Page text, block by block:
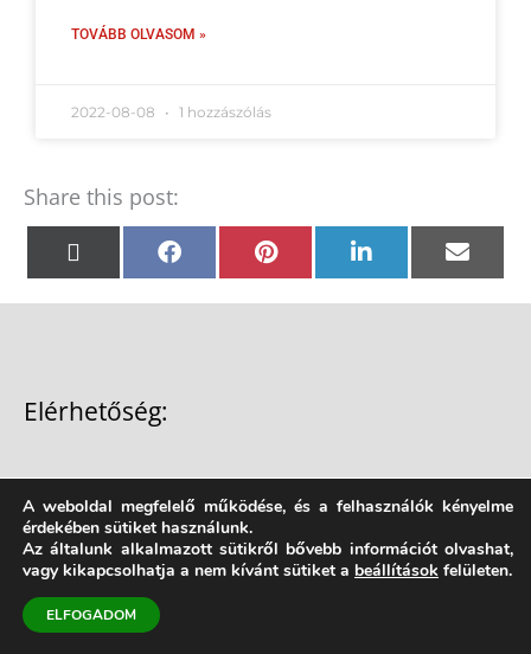
TOVÁBB OLVASOM »
2022-08-08 1 hozzászólás
Share this post:
(Twitter)
Facebook Pinterest LinkedIn
Elérhetőség:
forlong@t-online.hu
Forlong Bt.
A weboldal megfelelő működése, és a felhasználók kényelme
érdekében sütiket használunk.
Az általunk alkalmazott sütikről bővebb információt olvashat,
vagy kikapcsolhatja a nem kívánt sütiket a beállítások felületen.
ELFOGADOM